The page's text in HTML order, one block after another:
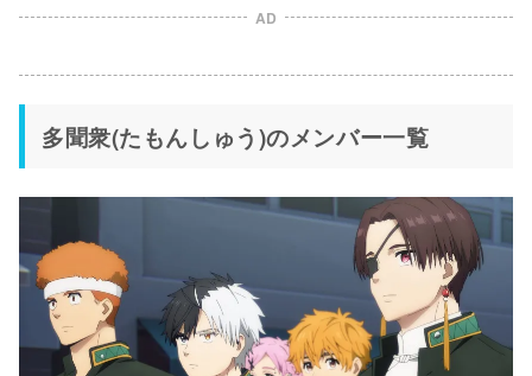
AD
多聞衆(たもんしゅう)のメンバー一覧